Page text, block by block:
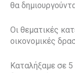
θα
Οι θεματικές
οικονομικές
Καταλήξαμε σε 5